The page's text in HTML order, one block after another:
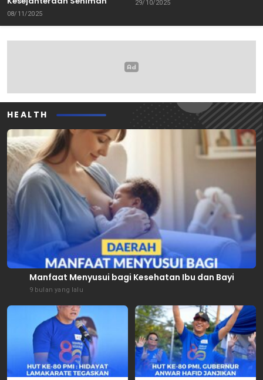
08/11/2025
29/10/2025
HEALTH
Manfaat Menyusui bagi Kesehatan Ibu dan Bayi
9 bulan yang lalu